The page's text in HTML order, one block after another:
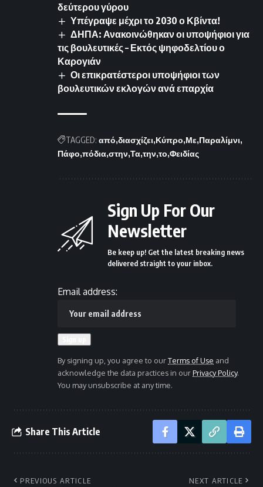
δεύτερου γύρου
Υπέγραψε μέχρι το 2030 ο Κβίντα!
ΔΗΠΑ: Ανακοινώθηκαν οι υποψήφιοι για
τις βουλευτικές – Εκτός ψηφοδελτίου ο
Καρογιάν
Οι επικρατέστεροι υποψήφιοι των
βουλευτικών εκλογών ανά επαρχία
TAGGED: από διασχίζει Κύπρο Με Παραλίμνι
Πάφο πόδια στην Τα την το Φειδίας
Sign Up For Our
Newsletter
Be keep up! Get the latest breaking news
delivered straight to your inbox.
Email address:
By signing up, you agree to ourTerms of Use and
acknowledge the data practices in ourPrivacy Policy.
You may unsubscribe at any time.
Share This Article
PREVIOUS ARTICLE NEXT ARTICLE